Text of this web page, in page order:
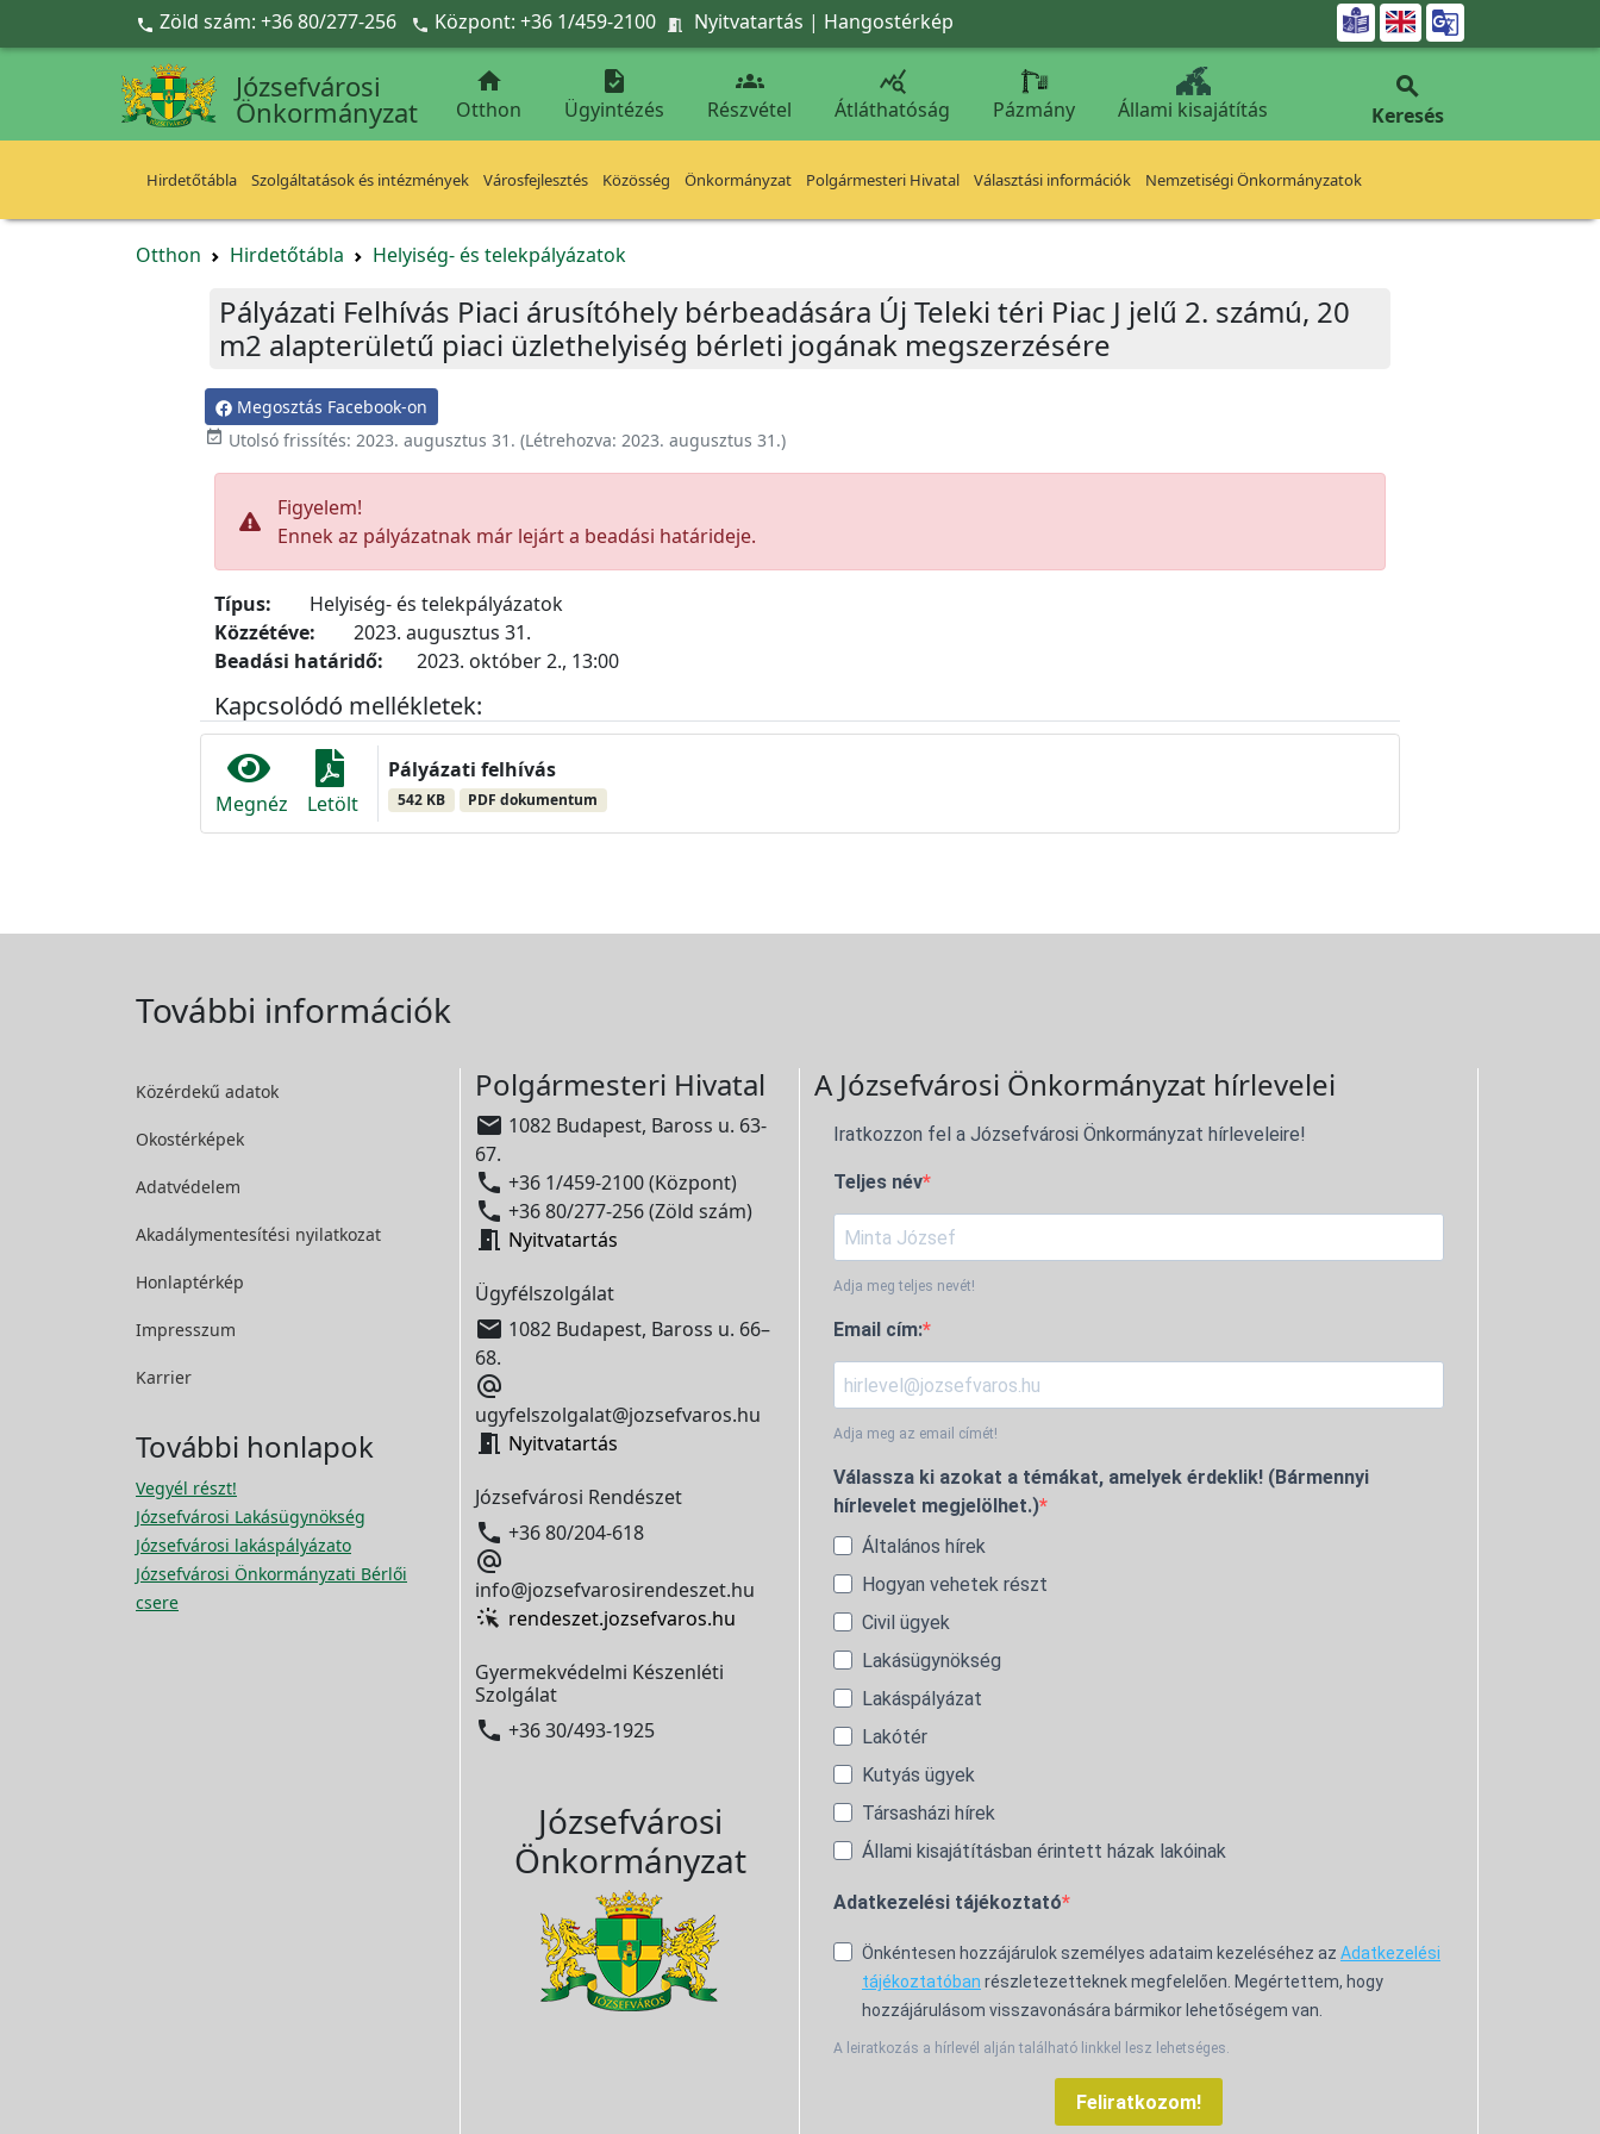
Ugrás a fő tartalomra
 Zöld szám: +36 80/277-256  Központ: +36 1/459-2100  Nyitvatartás | Hangostérkép 
Józsefvárosi
Önkormányzat

Otthon

Ügyintézés

Részvétel

Átláthatóság Pázmány Állami kisajátítás

Keresés
Hirdetőtábla Szolgáltatások és intézmények Városfejlesztés Közösség Önkormányzat Polgármesteri Hivatal Választási információk Nemzetiségi Önkormányzatok
Otthon Hirdetőtábla Helyiség- és telekpályázatok
Pályázati Felhívás Piaci árusítóhely bérbeadására Új Teleki téri Piac J jelű 2. számú, 20
m2 alapterületű piaci üzlethelyiség bérleti jogának megszerzésére
Megosztás Facebook-on
 Utolsó frissítés: 2023. augusztus 31. (Létrehozva: 2023. augusztus 31.)
Figyelem!
Ennek az pályázatnak már lejárt a beadási határideje.
Típus:
Helyiség- és telekpályázatok
Közzétéve:
2023. augusztus 31.
Beadási határidő:
2023. október 2., 13:00
Kapcsolódó mellékletek:
Megnéz Letölt
Pályázati felhívás
542 KB PDF dokumentum
További információk
Közérdekű adatok
Okostérképek
Adatvédelem
Akadálymentesítési nyilatkozat
Honlaptérkép
Impresszum
Karrier
További honlapok
Vegyél részt!
Józsefvárosi Lakásügynökség
Józsefvárosi lakáspályázato
Józsefvárosi Önkormányzati Bérlői
csere
Polgármesteri Hivatal
 1082 Budapest, Baross u. 63-
67.
 +36 1/459-2100 (Központ)
 +36 80/277-256 (Zöld szám)
 Nyitvatartás
Ügyfélszolgálat
 1082 Budapest, Baross u. 66–
68.

ugyfelszolgalat@jozsefvaros.hu
 Nyitvatartás
Józsefvárosi Rendészet
 +36 80/204-618

info@jozsefvarosirendeszet.hu
rendeszet.jozsefvaros.hu
Gyermekvédelmi Készenléti
Szolgálat
 +36 30/493-1925
Józsefvárosi
Önkormányzat
A Józsefvárosi Önkormányzat hírlevelei
Iratkozzon fel a Józsefvárosi Önkormányzat hírleveleire!
Teljes név
Adja meg teljes nevét!
Email cím:
Adja meg az email címét!
Válassza ki azokat a témákat, amelyek érdeklik! (Bármennyi
hírlevelet megjelölhet.)
Általános hírek
Hogyan vehetek részt
Civil ügyek
Lakásügynökség
Lakáspályázat
Lakótér
Kutyás ügyek
Társasházi hírek
Állami kisajátításban érintett házak lakóinak
Adatkezelési tájékoztató
Önkéntesen hozzájárulok személyes adataim kezeléséhez az Adatkezelési
tájékoztatóban részletezetteknek megfelelően. Megértettem, hogy
hozzájárulásom visszavonására bármikor lehetőségem van.
A leiratkozás a hírlevél alján található linkkel lesz lehetséges.
Feliratkozom!